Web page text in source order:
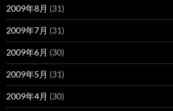
2009年8月 (31)
2009年7月 (31)
2009年6月 (30)
2009年5月 (31)
2009年4月 (30)